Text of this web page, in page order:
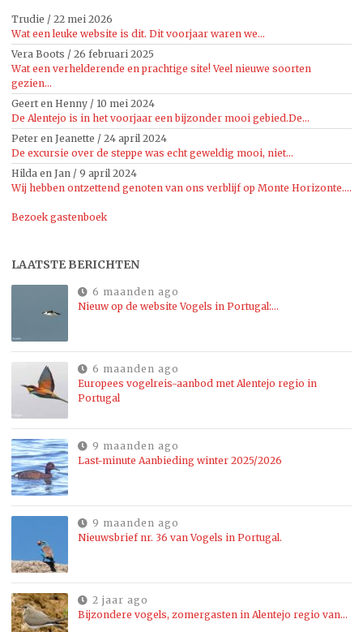
Trudie / 22 mei 2026
Wat een leuke website is dit. Dit voorjaar waren we...
Vera Boots / 26 februari 2025
Wat een verhelderende en prachtige site! Veel nieuwe soorten
gezien...
Geert en Henny / 10 mei 2024
De Alentejo is in het voorjaar een bijzonder mooi gebied.De...
Peter en Jeanette / 24 april 2024
De excursie over de steppe was echt geweldig mooi, niet...
Hilda en Jan / 9 april 2024
Wij hebben ontzettend genoten van ons verblijf op Monte Horizonte....
Bezoek gastenboek
LAATSTE BERICHTEN
6 maanden ago
Nieuw op de website Vogels in Portugal:…
6 maanden ago
Europees vogelreis-aanbod met Alentejo regio in
Portugal
9 maanden ago
Last-minute Aanbieding winter 2025/2026
9 maanden ago
Nieuwsbrief nr. 36 van Vogels in Portugal.
2 jaar ago
Bijzondere vogels, zomergasten in Alentejo regio van…